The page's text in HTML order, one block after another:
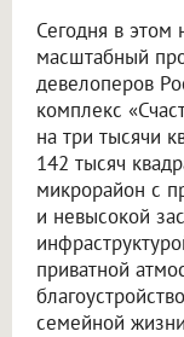
Сегодня в этом
масштабный
девелоперов
комплекс
на три тысячи
142 тысяч
микрорайон с
и невысокой
приватной
семейной